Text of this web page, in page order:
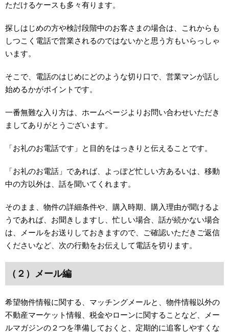
ただけるケースも多々有ります。
探しはじめの方や検討段階中のお客さまの場合は、これからも
しつこく電話で営業されるのではないかと思う方もいらっしゃ
います。
そこで、電話のはじめにどのような切り口で、営業マンが話し
始めるかがポイントです。
一番無難な入り方は、ホームページよりお問い合わせいただき
ましてありがとうございます。
「お礼のお電話です」と目的をはっきりと伝えることです。
「お礼のお電話」であれば、よっぽど忙しい方あるいは、移動
中の方以外は、話を聞いてくれます。
そのまま、物件の詳細条件や、購入時期、購入理由が聞けるよ
うであれば、お聞きしますし、忙しい場合、話が続かない場合
は、メールをお送りしておきますので、ご確認いただきご返信
くださいなど、次の行動をお伝えして電話を切ります。
（２）メール編
希望物件情報に関する、マッチングメールと、物件情報以外の
不動産マーケット情報、税金やローンに関することなど、メー
ルマガジンの２つを準備しておくと、定期的に追客しやすくな